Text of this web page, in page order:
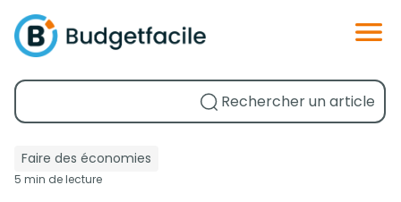
Faire des économies
5 min de lecture